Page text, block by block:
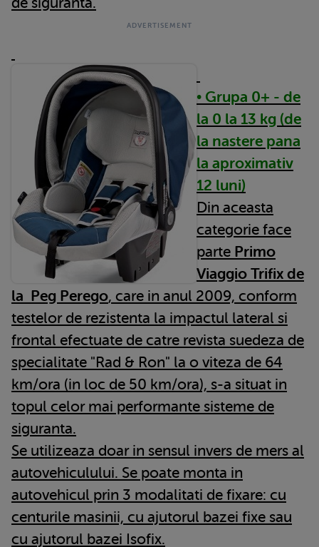
• Grupa 0+ - de
la 0 la 13 kg (de
la nastere pana
la aproximativ
12 luni)
Din aceasta
categorie face
parte Primo
Viaggio Trifix de
la Peg Perego, care in anul 2009, conform
testelor de rezistenta la impactul lateral si
frontal efectuate de catre revista suedeza de
specialitate "Rad & Ron" la o viteza de 64
km/ora (in loc de 50 km/ora), s-a situat in
topul celor mai performante sisteme de
siguranta.
Se utilizeaza doar in sensul invers de mers al
autovehiculului. Se poate monta in
autovehicul prin 3 modalitati de fixare: cu
centurile masinii, cu ajutorul bazei fixe sau
cu ajutorul bazei Isofix.